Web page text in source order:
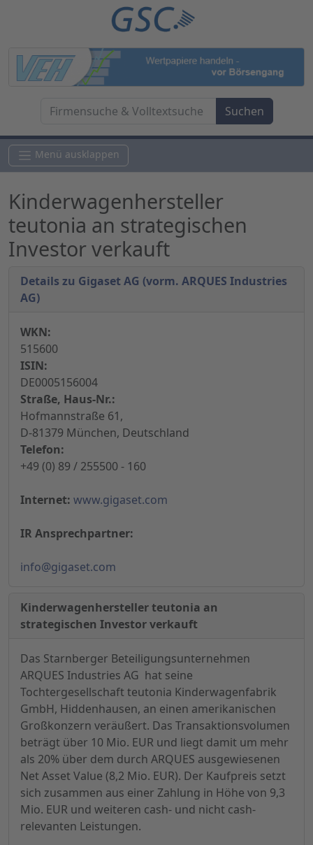
Menü ausklappen
Kinderwagenhersteller
teutonia an strategischen
Investor verkauft
Details zu Gigaset AG (vorm. ARQUES Industries
AG)
WKN:
515600
ISIN:
DE0005156004
Straße, Haus-Nr.:
Hofmannstraße 61,
D-81379 München, Deutschland
Telefon:
+49 (0) 89 / 255500 - 160
Internet: www.gigaset.com
IR Ansprechpartner:
info@gigaset.com
Kinderwagenhersteller teutonia an
strategischen Investor verkauft
Das Starnberger Beteiligungsunternehmen
ARQUES Industries AG hat seine
Tochtergesellschaft teutonia Kinderwagenfabrik
GmbH, Hiddenhausen, an einen amerikanischen
Großkonzern veräußert. Das Transaktionsvolumen
beträgt über 10 Mio. EUR und liegt damit um mehr
als 20% über dem durch ARQUES ausgewiesenen
Net Asset Value (8,2 Mio. EUR). Der Kaufpreis setzt
sich zusammen aus einer Zahlung in Höhe von 9,3
Mio. EUR und weiteren cash- und nicht cash-
relevanten Leistungen.